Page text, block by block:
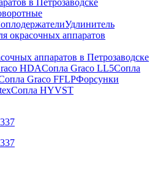
Удлинитель
окрасочных аппаратов
аппаратов в Петрозаводске
HDAСопла Graco LL5Сопла
Graco FFLPФорсунки
Сопла HYVST